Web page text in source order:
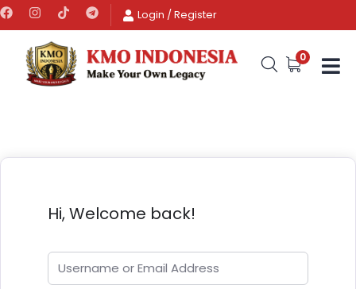
Login /Register
0
Hi, Welcome back!